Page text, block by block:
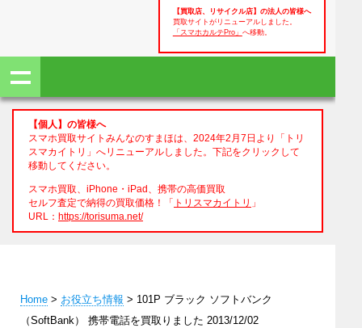
【買取店、リサイクル店】の法人の皆様へ
買取サイトがリニューアルしました。
「スマホカルテPro」 へ移動。
【個人】の皆様へ
スマホ買取サイトみんなのすまほは、2024年2月7日より「トリ
スマカイトリ」へリニューアルしました。下記をクリックして
移動してください。
スマホ買取、iPhone・iPad、携帯の高価買取
セルフ査定で納得の買取価格！「 トリスマカイトリ 」
URL： https://torisuma.net/
Home > お役立ち情報 > 101P ブラック ソフトバンク
（SoftBank） 携帯電話を買取りました 2013/12/02